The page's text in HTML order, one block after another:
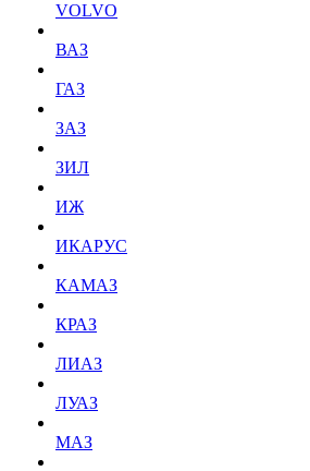
VOLVO
ВАЗ
ГАЗ
ЗАЗ
ЗИЛ
ИЖ
ИКАРУС
КАМАЗ
КРАЗ
ЛИАЗ
ЛУАЗ
МАЗ